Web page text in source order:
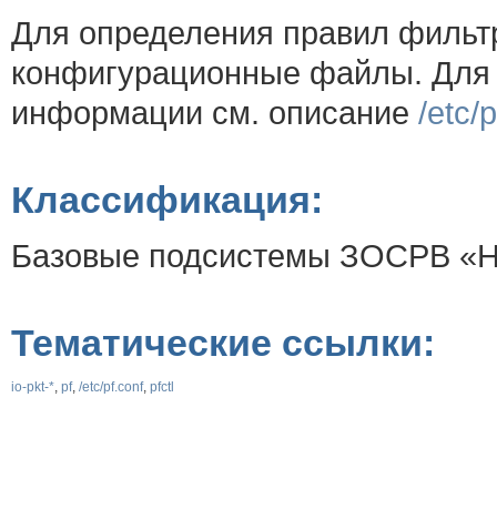
Для определения правил
конфигурационные файлы. Для
информации см. описание /etc/
Классификация:
Базовые подсистемы ЗОСРВ
Тематические ссылки:
io-pkt-*, pf, /etc/pf.conf, pfctl